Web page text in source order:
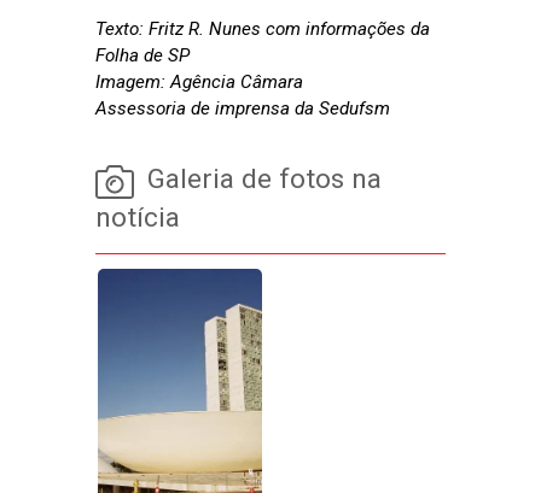
Texto: Fritz R. Nunes com informações da
Folha de SP
Imagem: Agência Câmara
Assessoria de imprensa da Sedufsm
Galeria de fotos na
notícia